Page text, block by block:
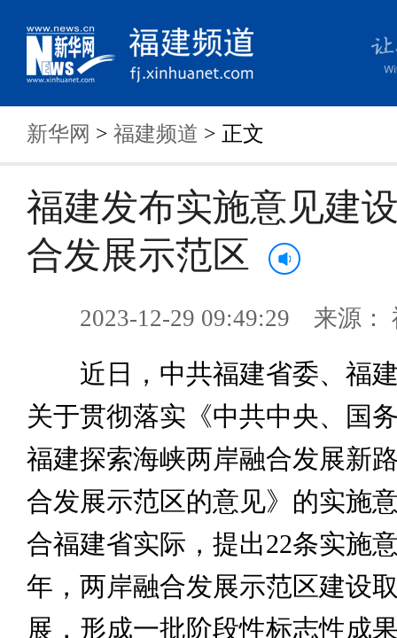
新华网 > 福建频道 > 正文
福建发布实施意见建
合发展示范区
2023-12-29 09:49:29 来源：
近日，中共福建省委、福建
关于贯彻落实《中共中央、国
福建探索海峡两岸融合发展新
合发展示范区的意见》的实施
合福建省实际，提出22条实施
年，两岸融合发展示范区建设
展，形成一批阶段性标志性成